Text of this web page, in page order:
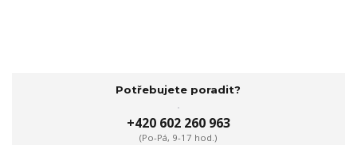
Potřebujete poradit?
+420 602 260 963
(Po-Pá, 9-17 hod.)